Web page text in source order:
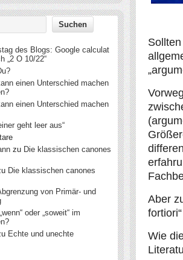
Aber
Wie
des Blogs: Google calculat
„2 O 10/22“
einen Unterschied machen
einen Unterschied machen
geht leer aus“
zu Die klassischen canones
Die klassischen canones
von Primär- und
oder „soweit“ im
Echte und unechte